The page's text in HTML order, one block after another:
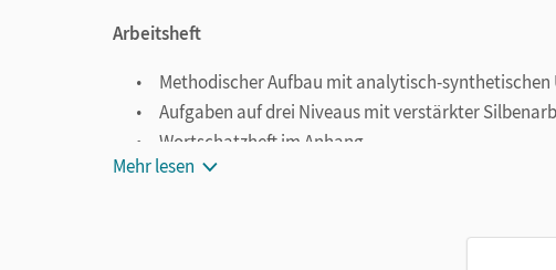
Arbeitsheft
Methodischer Aufbau mit analytisch-synthetischen
Aufgaben auf drei Niveaus mit verstärkter
Wortschatzheft im Anhang
DVD-ROM mit Übungen zu Lückenwörtern, Analyse/
Mehr lesen